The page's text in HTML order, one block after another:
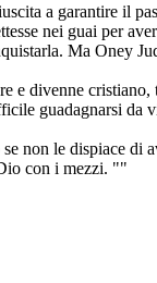
a garantire il
nei guai per
Ma Oney
e divenne cristiano,
guadagnarsi da
non le dispiace di
con i mezzi. ""